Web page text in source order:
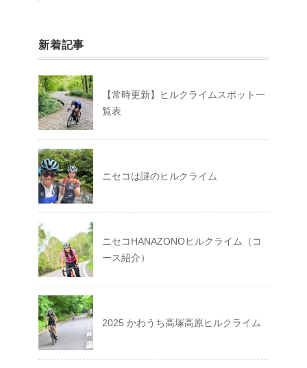
新着記事
【常時更新】ヒルクライムスポット一
覧表
ニセコは謎のヒルクライム
ニセコHANAZONOヒルクライム（コ
ース紹介）
2025 かわうち高塚高原ヒルクライム